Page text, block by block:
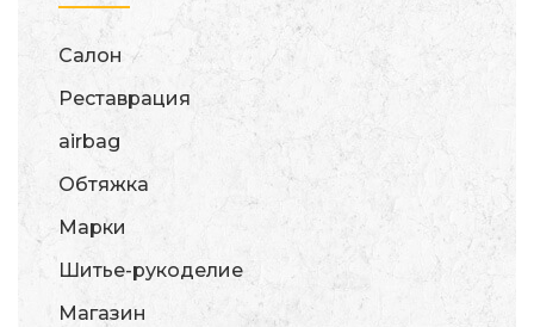
Салон
Реставрация
airbag
Обтяжка
Марки
Шитье-рукоделие
Магазин